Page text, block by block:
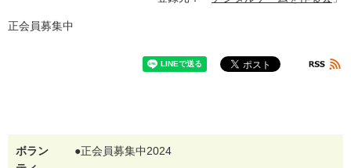
正会員募集中
ボラン
●正会員募集中2024